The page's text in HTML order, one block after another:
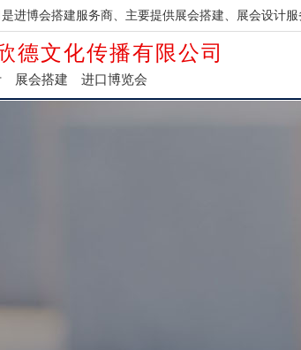
进博会搭建服务商、主要提供展会搭建、展会设计服
德文化传播有限公司
展会搭建 进口博览会